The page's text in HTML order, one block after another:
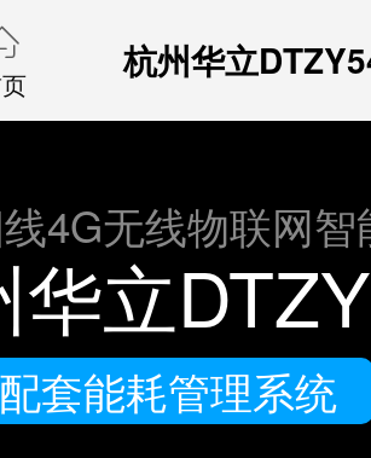
杭州华立
4G无线物联网智
华立
套能耗管理系统